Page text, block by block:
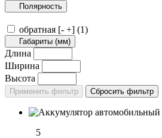
Полярность
обратная [- +] (1)
Габариты (мм)
Длина
Ширина
Высота
5